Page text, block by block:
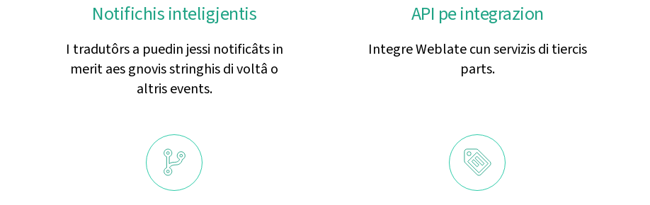
Notifichis inteligjentis
I tradutôrs a puedin jessi notificâts in
merit aes gnovis stringhis di voltâ o
altris events.
API pe integrazion
Integre Weblate cun servizis di tiercis
parts.